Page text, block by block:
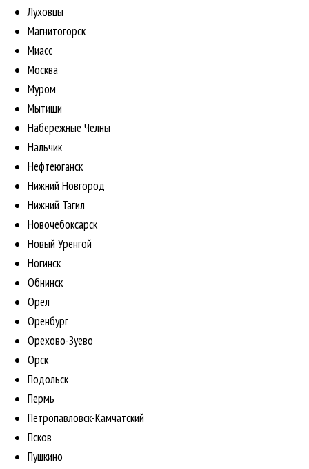
Луховцы
Магнитогорск
Миасс
Москва
Муром
Мытищи
Набережные Челны
Нальчик
Нефтеюганск
Нижний Новгород
Нижний Тагил
Новочебоксарск
Новый Уренгой
Ногинск
Обнинск
Орел
Оренбург
Орехово-Зуево
Орск
Подольск
Пермь
Петропавловск-Камчатский
Псков
Пушкино